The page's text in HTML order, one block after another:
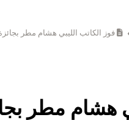
فوز الكاتب الليبي هشام مطر بجائزة
هشام مطر